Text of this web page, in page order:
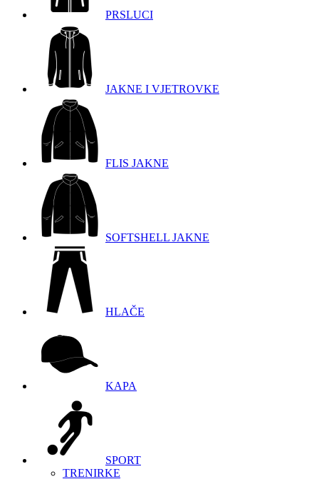
PRSLUCI
JAKNE I VJETROVKE
FLIS JAKNE
SOFTSHELL JAKNE
HLAČE
KAPA
SPORT
TRENIRKE